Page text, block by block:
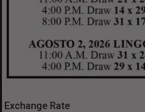
Exchange Rate